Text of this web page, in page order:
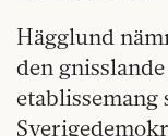
Hägglund
den
etablissemang